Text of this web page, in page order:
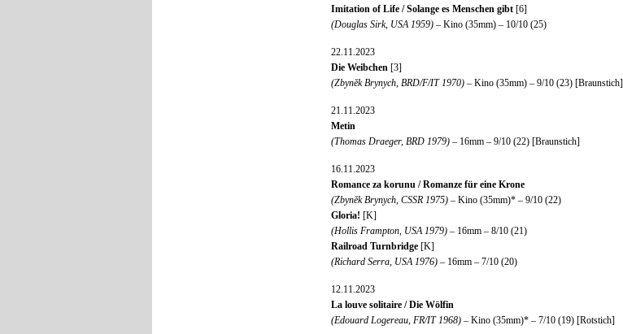
Imitation of Life / Solange es Menschen gibt [6]
(Douglas Sirk, USA 1959) – Kino (35mm) – 10/10 (25)
22.11.2023
Die Weibchen [3]
(Zbyněk Brynych, BRD/F/IT 1970) – Kino (35mm) – 9/10 (23) [Braunstich]
21.11.2023
Metin
(Thomas Draeger, BRD 1979) – 16mm – 9/10 (22) [Braunstich]
16.11.2023
Romance za korunu / Romanze für eine Krone
(Zbyněk Brynych, CSSR 1975) – Kino (35mm)* – 9/10 (22)
Gloria! [K]
(Hollis Frampton, USA 1979) – 16mm – 8/10 (21)
Railroad Turnbridge [K]
(Richard Serra, USA 1976) – 16mm – 7/10 (20)
12.11.2023
La louve solitaire / Die Wölfin
(Edouard Logereau, FR/IT 1968) – Kino (35mm)* – 7/10 (19) [Rotstich]